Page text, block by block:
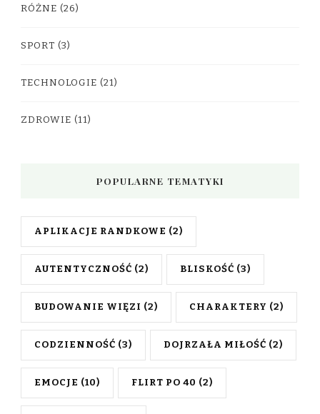
RÓŻNE (26)
SPORT (3)
TECHNOLOGIE (21)
ZDROWIE (11)
POPULARNE TEMATYKI
APLIKACJE RANDKOWE (2)
AUTENTYCZNOŚĆ (2) BLISKOŚĆ (3)
BUDOWANIE WIĘZI (2) CHARAKTERY (2)
CODZIENNOŚĆ (3) DOJRZAŁA MIŁOŚĆ (2)
EMOCJE (10) FLIRT PO 40 (2)